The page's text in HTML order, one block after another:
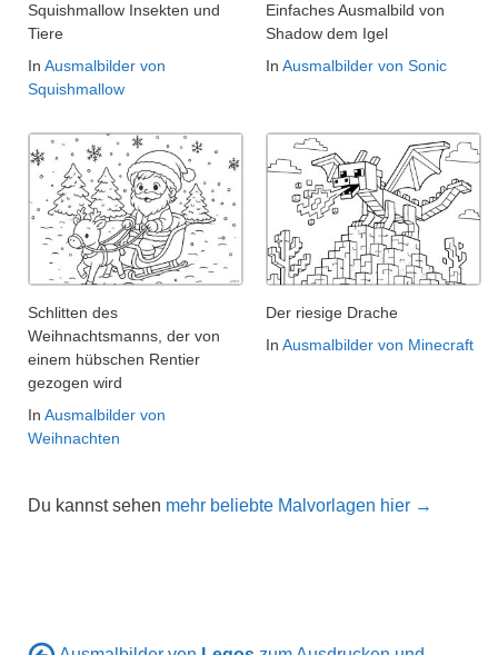
Squishmallow Insekten und
Tiere
In Ausmalbilder von
Squishmallow
Einfaches Ausmalbild von
Shadow dem Igel
In Ausmalbilder von Sonic
Schlitten des
Weihnachtsmanns, der von
einem hübschen Rentier
gezogen wird
In Ausmalbilder von
Weihnachten
Der riesige Drache
In Ausmalbilder von Minecraft
Du kannst sehen mehr beliebte Malvorlagen hier →